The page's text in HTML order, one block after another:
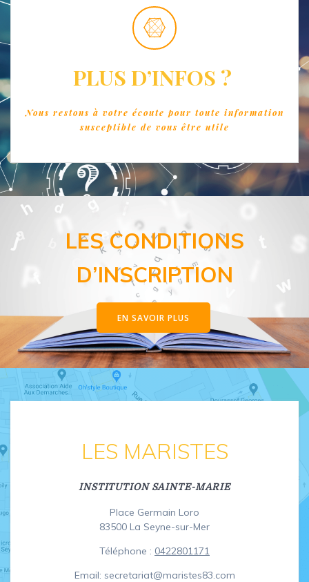
PLUS D’INFOS ?
Nous restons à votre écoute pour toute information
susceptible de vous être utile
LES CONDITIONS
D’INSCRIPTION
EN SAVOIR PLUS
LES MARISTES
INSTITUTION SAINTE-MARIE
Place Germain Loro
83500 La Seyne-sur-Mer
Téléphone : 0422801171
Email: secretariat@maristes83.com